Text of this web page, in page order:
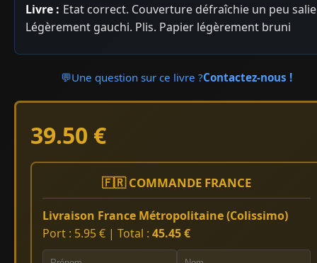
Livre : Etat correct. Couverture défraîchie un peu
Légèrement gauchi. Plis. Papier légèrement bruni
💬Une question sur ce livre ?Contactez-nous !
39.50 €
🇫🇷 COMMANDE FRANCE
Livraison France Métropolitaine (Colissimo)
Port : 5.95 € | Total : 45.45 €